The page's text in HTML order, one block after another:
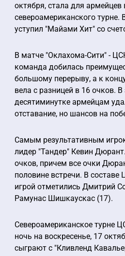
октября, стала для
североамериканского
уступил "Майами Хит" со
В матче "Оклахома-Сити" -
команда добилась
большому перерыву, а к
вела с разницей в 16 очков.
десятиминутке армейцам
отставание, но шансов на
Самым результативным
лидер "Тандер" Кевин
очков, причем все очки
половине встречи. В составе
игрой отметились Дмитрий
Рамунас Шишкаускас (17).
Североамериканское турне
ночь на воскресенье, 17
сыграют с "Кливленд